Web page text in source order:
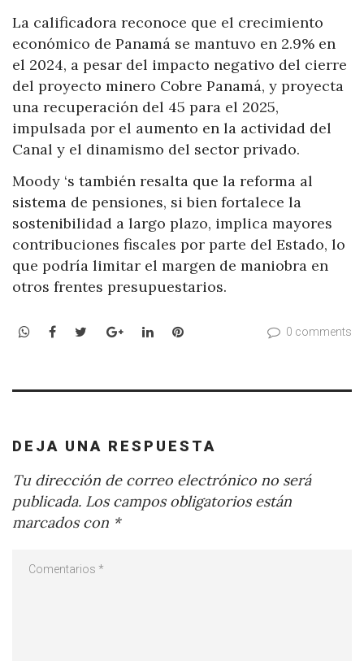
La calificadora reconoce que el crecimiento
económico de Panamá se mantuvo en 2.9% en
el 2024, a pesar del impacto negativo del cierre
del proyecto minero Cobre Panamá, y proyecta
una recuperación del 45 para el 2025,
impulsada por el aumento en la actividad del
Canal y el dinamismo del sector privado.
Moody ‘s también resalta que la reforma al
sistema de pensiones, si bien fortalece la
sostenibilidad a largo plazo, implica mayores
contribuciones fiscales por parte del Estado, lo
que podría limitar el margen de maniobra en
otros frentes presupuestarios.
WhatsApp
Facebook
TwitterGoogle+LinkedInPinterest 0 comments
DEJA UNA RESPUESTA
Tu dirección de correo electrónico no será
publicada. Los campos obligatorios están
marcados con *